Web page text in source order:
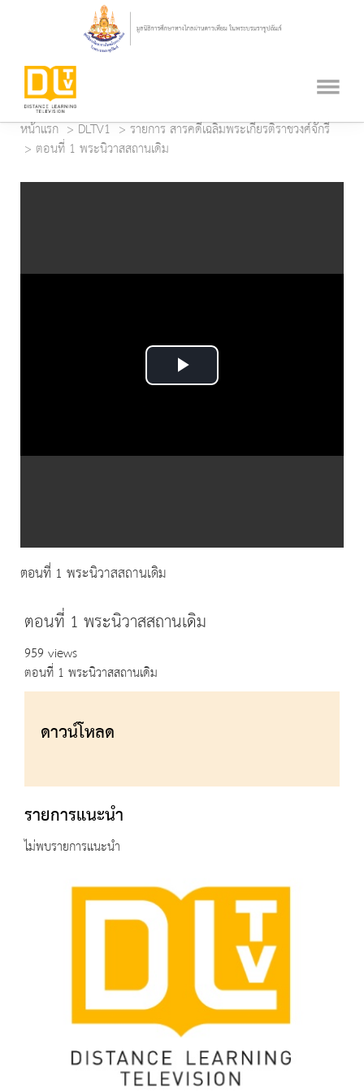
หน้าแรก DLTV1
รายการ สารคดีเฉลิมพระเกียรติราชวงศ์จักรี
ตอนที่ 1 พระนิวาสสถานเดิม
Play
ตอนที่ 1 พระนิวาสสถานเดิม
ตอนที่ 1 พระนิวาสสถานเดิม
959 views
ตอนที่ 1 พระนิวาสสถานเดิม
ดาวน์โหลด
รายการแนะนำ
ไม่พบรายการแนะนำ